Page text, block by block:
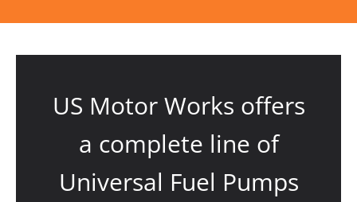
US Motor Works offers
a complete line of
Universal Fuel Pumps